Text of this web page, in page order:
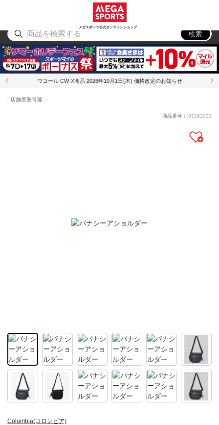
メガスポーツ公式オンラインショップ
アウトドア
検索
ワコール CW-X商品 2026年10月1日(木) 価格改定のお知らせ
Columbia(コロンビア)
店舗受取可能
商品番号： 87292033